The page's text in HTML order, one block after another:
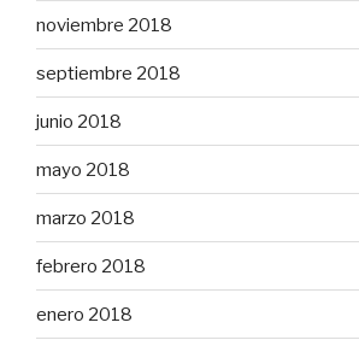
noviembre 2018
septiembre 2018
junio 2018
mayo 2018
marzo 2018
febrero 2018
enero 2018